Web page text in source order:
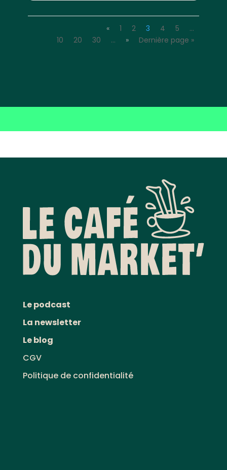
« 1 2 3 4 5
…
10
20 30 … » Dernière page »
Le podcast
La newsletter
Le blog
CGV
Politique de confidentialité